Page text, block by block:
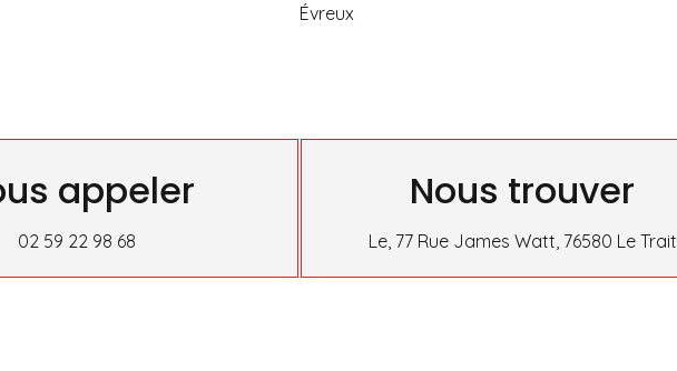
Évreux
appeler
02 59 22 98 68
Nous trouver
Le, 77 Rue James Watt, 76580 Le Trait